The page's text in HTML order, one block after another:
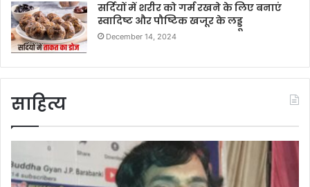
सर्दियों में शरीर को गर्म रखने के लिए बनाएं
स्वादिष्ट और पौष्टिक खजूर के लड्डू
December 14, 2024
साहित्य